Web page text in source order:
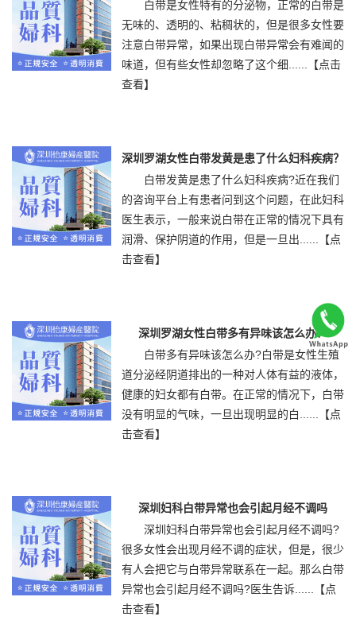
白带是女性特有的分泌物，正常的白带是
无味的、透明的、粘稠状的，但是很多女性要
注意白带异常，如果出现白带异常会有难闻的
味道，但有些女性却忽略了这个细......
【点击
查看】
深圳罗湖女性白带发黄是患了什么妇科疾病？
白带发黄是患了什么妇科疾病?近在我们
的咨询平台上有患者问到这个问题，在此妇科
医生表示，一般来说白带在正常的情况下具有
润滑、保护阴道的作用，但是一旦出......
【点
击查看】
深圳罗湖女性白带多有异味该怎么办？
白带多有异味该怎么办?白带是女性生殖
道分泌经阴道排出的一种对人体有益的液体，
健康的妇女都有白带。在正常的情况下，白带
没有明显的气味，一旦出现明显的白......
【点
击查看】
深圳妇科白带异常也会引起月经不调吗
深圳妇科白带异常也会引起月经不调吗?
很多女性会出现月经不调的症状，但是，很少
有人会把它与白带异常联系在一起。那么白带
异常也会引起月经不调吗?医生告诉......
【点
击查看】